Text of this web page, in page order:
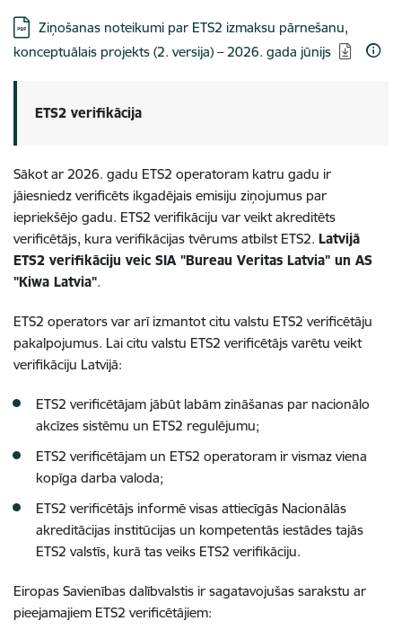
Lejupielādēt:
Ziņošanas noteikumi par ETS2 izmaksu pārnešanu,
konceptuālais projekts (2. versija) – 2026. gada jūnijs
ETS2 verifikācija
Sākot ar 2026. gadu ETS2 operatoram katru gadu ir
jāiesniedz verificēts ikgadējais emisiju ziņojumus par
iepriekšējo gadu. ETS2 verifikāciju var veikt akreditēts
verificētājs, kura verifikācijas tvērums atbilst ETS2. Latvijā
ETS2 verifikāciju veic SIA "Bureau Veritas Latvia" un AS
"Kiwa Latvia".
ETS2 operators var arī izmantot citu valstu ETS2 verificētāju
pakalpojumus. Lai citu valstu ETS2 verificētājs varētu veikt
verifikāciju Latvijā:
ETS2 verificētājam jābūt labām zināšanas par nacionālo
akcīzes sistēmu un ETS2 regulējumu;
ETS2 verificētājam un ETS2 operatoram ir vismaz viena
kopīga darba valoda;
ETS2 verificētājs informē visas attiecīgās Nacionālās
akreditācijas institūcijas un kompetentās iestādes tajās
ETS2 valstīs, kurā tas veiks ETS2 verifikāciju.
Eiropas Savienības dalībvalstis ir sagatavojušas sarakstu ar
pieejamajiem ETS2 verificētājiem: